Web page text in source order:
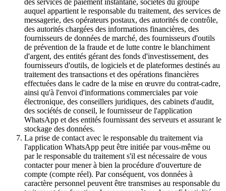
des services de paiement instantané, sociétés du groupe
auquel appartient le responsable du traitement, des services de
messagerie, des opérateurs postaux, des autorités de contrôle,
des autorités chargées des informations financières, des
fournisseurs de données de marché, des fournisseurs d'outils
de prévention de la fraude et de lutte contre le blanchiment
d'argent, des entités gérant des fonds d'investissement, des
fournisseurs d'outils, de logiciels et de plateformes destinés au
traitement des transactions et des opérations financières
effectuées dans le cadre de la mise en œuvre du contrat-cadre,
ainsi qu'à l'envoi d'informations commerciales par voie
électronique, des conseillers juridiques, des cabinets d'audit,
des sociétés de conseil, le fournisseur de l'application
WhatsApp et des entités fournissant des serveurs et assurant le
stockage des données.
La prise de contact avec le responsable du traitement via
l'application WhatsApp peut être initiée par vous-même ou
par le responsable du traitement s'il est nécessaire de vous
contacter pour mener à bien la procédure d'ouverture de
compte (compte réel). Par conséquent, vos données à
caractère personnel peuvent être transmises au responsable du